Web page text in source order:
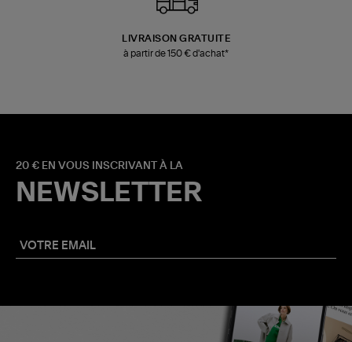
LIVRAISON GRATUITE
à partir de 150 € d'achat*
20 € EN VOUS INSCRIVANT À LA
NEWSLETTER